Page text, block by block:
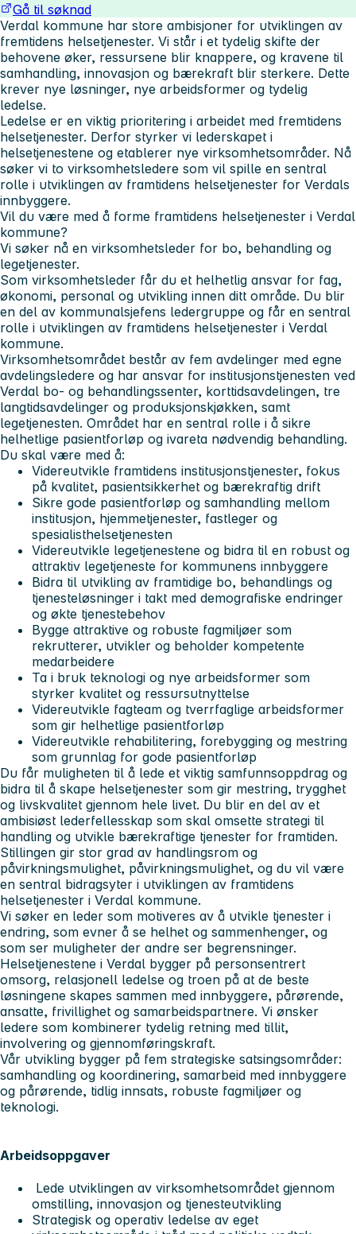
Gå til søknad
Verdal kommune har store ambisjoner for utviklingen av
fremtidens helsetjenester. Vi står i et tydelig skifte der
behovene øker, ressursene blir knappere, og kravene til
samhandling, innovasjon og bærekraft blir sterkere. Dette
krever nye løsninger, nye arbeidsformer og tydelig
ledelse.
Ledelse er en viktig prioritering i arbeidet med fremtidens
helsetjenester. Derfor styrker vi lederskapet i
helsetjenestene og etablerer nye virksomhetsområder. Nå
søker vi to virksomhetsledere som vil spille en sentral
rolle i utviklingen av framtidens helsetjenester for Verdals
innbyggere.
Vil du være med å forme framtidens helsetjenester i Verdal
kommune?
Vi søker nå en virksomhetsleder for bo, behandling og
legetjenester.
Som virksomhetsleder får du et helhetlig ansvar for fag,
økonomi, personal og utvikling innen ditt område. Du blir
en del av kommunalsjefens ledergruppe og får en sentral
rolle i utviklingen av framtidens helsetjenester i Verdal
kommune.
Virksomhetsområdet består av fem avdelinger med egne
avdelingsledere og har ansvar for institusjonstjenesten ved
Verdal bo- og behandlingssenter, korttidsavdelingen, tre
langtidsavdelinger og produksjonskjøkken, samt
legetjenesten. Området har en sentral rolle i å sikre
helhetlige pasientforløp og ivareta nødvendig behandling.
Du skal være med å:
Videreutvikle framtidens institusjonstjenester, fokus
på kvalitet, pasientsikkerhet og bærekraftig drift
Sikre gode pasientforløp og samhandling mellom
institusjon, hjemmetjenester, fastleger og
spesialisthelsetjenesten
Videreutvikle legetjenestene og bidra til en robust og
attraktiv legetjeneste for kommunens innbyggere
Bidra til utvikling av framtidige bo, behandlings og
tjenesteløsninger i takt med demografiske endringer
og økte tjenestebehov
Bygge attraktive og robuste fagmiljøer som
rekrutterer, utvikler og beholder kompetente
medarbeidere
Ta i bruk teknologi og nye arbeidsformer som
styrker kvalitet og ressursutnyttelse
Videreutvikle fagteam og tverrfaglige arbeidsformer
som gir helhetlige pasientforløp
Videreutvikle rehabilitering, forebygging og mestring
som grunnlag for gode pasientforløp
Du får muligheten til å lede et viktig samfunnsoppdrag og
bidra til å skape helsetjenester som gir mestring, trygghet
og livskvalitet gjennom hele livet. Du blir en del av et
ambisiøst lederfellesskap som skal omsette strategi til
handling og utvikle bærekraftige tjenester for framtiden.
Stillingen gir stor grad av handlingsrom og
påvirkningsmulighet, påvirkningsmulighet, og du vil være
en sentral bidragsyter i utviklingen av framtidens
helsetjenester i Verdal kommune.
Vi søker en leder som motiveres av å utvikle tjenester i
endring, som evner å se helhet og sammenhenger, og
som ser muligheter der andre ser begrensninger.
Helsetjenestene i Verdal bygger på personsentrert
omsorg, relasjonell ledelse og troen på at de beste
løsningene skapes sammen med innbyggere, pårørende,
ansatte, frivillighet og samarbeidspartnere. Vi ønsker
ledere som kombinerer tydelig retning med tillit,
involvering og gjennomføringskraft.
Vår utvikling bygger på fem strategiske satsingsområder:
samhandling og koordinering, samarbeid med innbyggere
og pårørende, tidlig innsats, robuste fagmiljøer og
teknologi.
Arbeidsoppgaver
Lede utviklingen av virksomhetsområdet gjennom
omstilling, innovasjon og tjenesteutvikling
Strategisk og operativ ledelse av eget